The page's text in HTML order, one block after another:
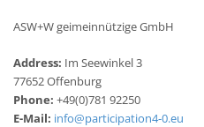
ASW+W geimeinnützige GmbH
Address: Im Seewinkel 3
77652 Offenburg
Phone: +49(0)781 92250
E-Mail: info@participation4-0.eu